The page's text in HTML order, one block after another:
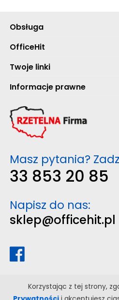
Obsługa
OfficeHit
Twoje linki
Informacje prawne
Masz pytania?
33 853 20 85
Napisz do nas:
sklep@officehit.pl
Korzystając z tej strony,